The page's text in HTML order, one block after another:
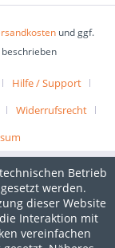
und ggf.
Hilfe / Support
Widerrufsrecht
Betrieb
werden.
dieser Website
Interaktion mit
vereinfachen